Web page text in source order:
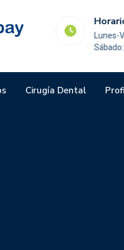
Horario:
Lunes-
Sábado:
Cirugía Dental